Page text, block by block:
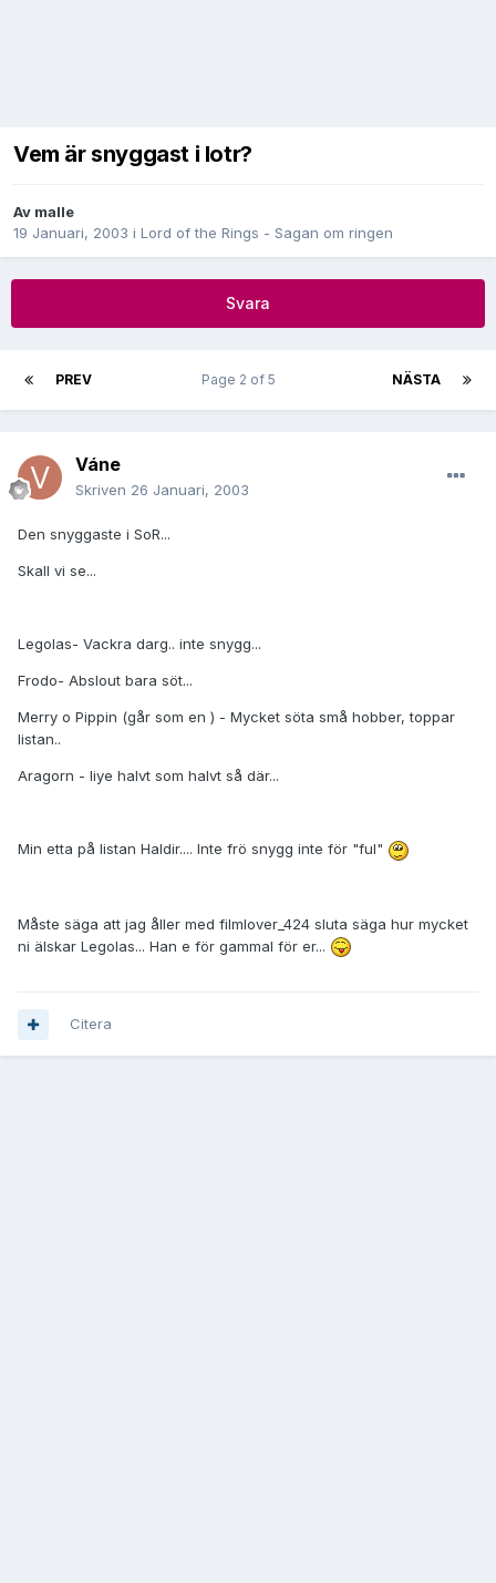
Vem är snyggast i lotr?
Av malle
19 Januari, 2003 i Lord of the Rings - Sagan om ringen
Svara
PREV NÄSTA
Page 2 of 5
Váne
Skriven 26 Januari, 2003
Den snyggaste i SoR...
Skall vi se...
Legolas- Vackra darg.. inte snygg...
Frodo- Abslout bara söt...
Merry o Pippin (går som en ) - Mycket söta små hobber, toppar
listan..
Aragorn - liye halvt som halvt så där...
Min etta på listan Haldir.... Inte frö snygg inte för "ful"
Måste säga att jag åller med filmlover_424 sluta säga hur mycket
ni älskar Legolas... Han e för gammal för er...
Citera